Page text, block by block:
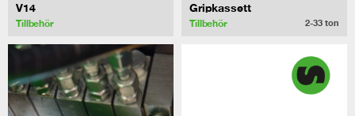
V14
Tillbehör
Gripkassett
Tillbehör 2-33 ton